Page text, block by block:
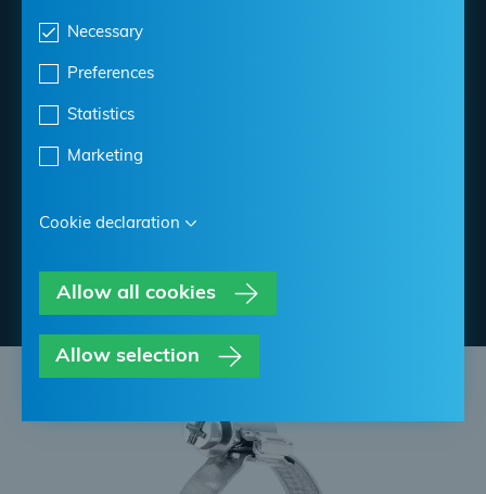
Necessary
Preferences
Statistics
Marketing
Cookie declaration
Allow all cookies
Allow selection
Intervalli di serraggio
Contatta NORMA